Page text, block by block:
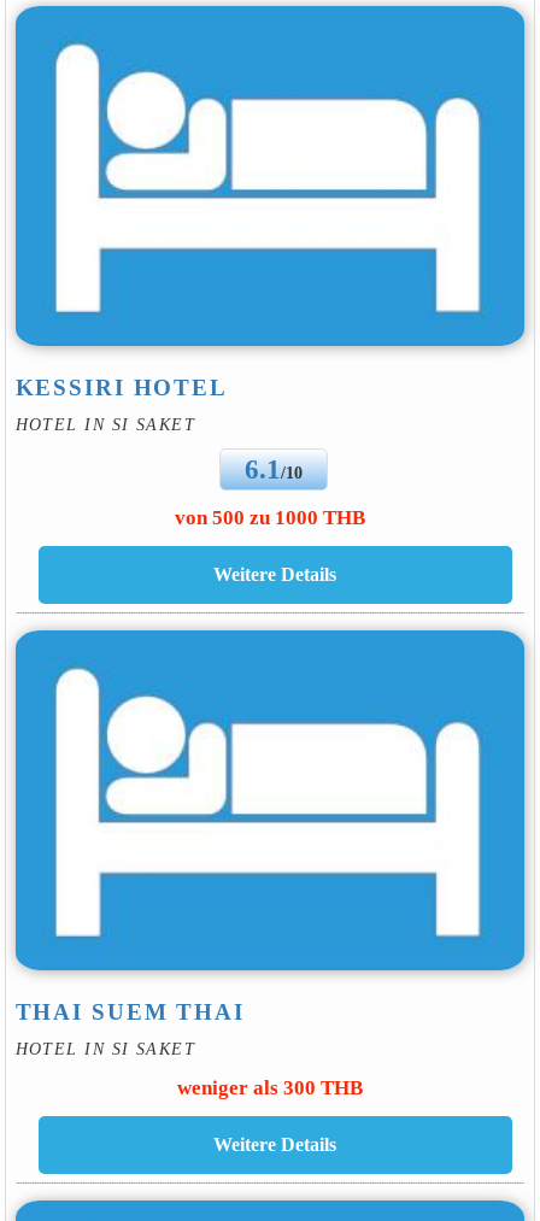
KESSIRI HOTEL
HOTEL IN SI SAKET
6.1/10
von 500 zu 1000 THB
THAI SUEM THAI
HOTEL IN SI SAKET
weniger als 300 THB